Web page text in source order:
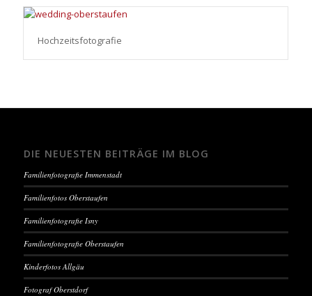
Hochzeitsfotografie
DIE NEUESTEN BEITRÄGE IM BLOG
Familienfotografie Immenstadt
Familienfotos Oberstaufen
Familienfotografie Isny
Familienfotografie Oberstaufen
Kinderfotos Allgäu
Fotograf Oberstdorf